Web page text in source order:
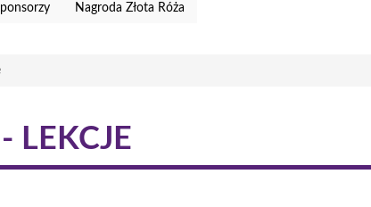
Nagroda Złota Róża
LEKCJE